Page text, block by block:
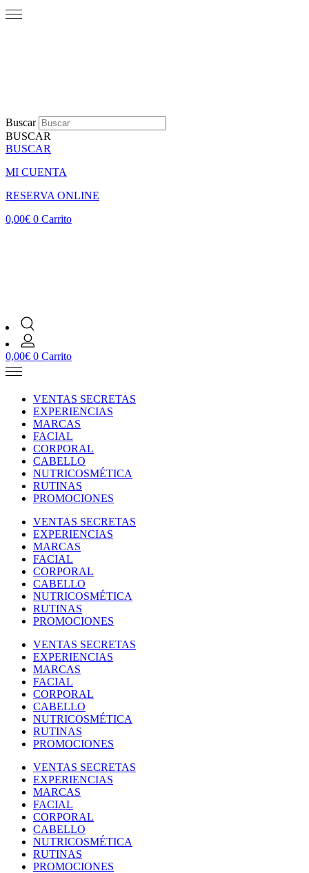
Buscar
BUSCAR
BUSCAR
MI CUENTA
RESERVA ONLINE
0,00€ 0 Carrito
0,00€ 0 Carrito
VENTAS SECRETAS
EXPERIENCIAS
MARCAS
FACIAL
CORPORAL
CABELLO
NUTRICOSMÉTICA
RUTINAS
PROMOCIONES
VENTAS SECRETAS
EXPERIENCIAS
MARCAS
FACIAL
CORPORAL
CABELLO
NUTRICOSMÉTICA
RUTINAS
PROMOCIONES
VENTAS SECRETAS
EXPERIENCIAS
MARCAS
FACIAL
CORPORAL
CABELLO
NUTRICOSMÉTICA
RUTINAS
PROMOCIONES
VENTAS SECRETAS
EXPERIENCIAS
MARCAS
FACIAL
CORPORAL
CABELLO
NUTRICOSMÉTICA
RUTINAS
PROMOCIONES